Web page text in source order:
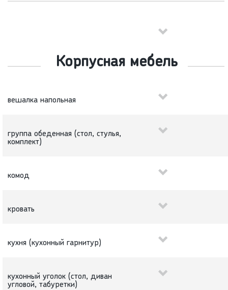
Корпусная мебель
вешалка напольная
группа обеденная (стол, стулья,
комплект)
комод
кровать
кухня (кухонный гарнитур)
кухонный уголок (стол, диван
угловой, табуретки)